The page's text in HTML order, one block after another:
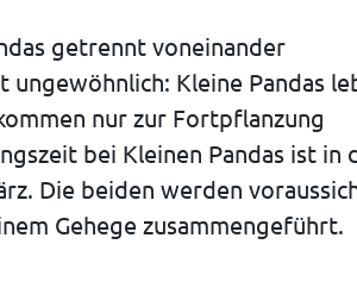
getrennt voneinander
Kleine Pandas
nur zur Fortpflanzung
bei Kleinen Pandas ist in
Die beiden werden
Gehege zusammengeführt.